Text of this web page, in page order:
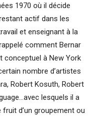
1970 où il décide
actif dans les
et enseignant à la
comment Bernar
conceptuel à New York
nombre d’artistes
Robert Kosuth, Robert
lesquels il a
fruit d’un groupement ou